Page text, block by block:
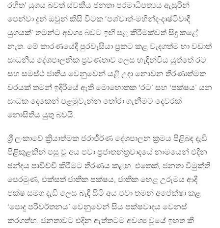
රහිත’ යුගය බවත් ස්වකීය ජනතා පරමාධිපත්‍යය ඇසුරින්
පෙන්වා දුන් ඔවුන් කිසි විටක ‘පශ්චාත්-මහින්ද-දෘෂ්ටිවාදී
යුගයක්’ තමන්ට අවශ්‍ය බවට ඉඟි පළ කිරීමක්වත් සිදු කළේ
නැත. මේ කාරණයේදී පුරවැසියා ප්‍රකට කළ වැදගත්ම හා වඩාත්
සාධනීය දේශපාලනික ප්‍රවණතාව ලෙස හැඳින්විය යුත්තේ රට
සහ සමස්ථ ජාතිය වෙනුවෙන් යළි උදා නොවන තීරණාත්මක
වරයක් තමන් ඉදිරියේ ඇති මොහොතක ‘රට’ සහ ‘පක්ෂය’ යන
සාධක දෙකෙන් පළමුවැන්න තෝරා ගැනීමට දෙවරක්
නොසිතිය යුතු බවයි.
ශ්‍රී ලංකාවේ ක්‍රියාත්මක ජරාජීර්ණ දේශපාලන ක්‍රමය පිළිබඳ දැඩි
පිළිකුළකින් පසු වූ අය පවා ප්‍රජාතන්ත්‍රවාදයේ නාමයෙන් එදින
ඡන්දය පාවිච්චි කිරීමට තීරණය කළහ. එතෙක්, ජනතා විමුක්ති
පෙරමුණ, එක්සත් ජාතික පක්ෂය, ජාතික හෙළ උරුමය ආදී
පක්ෂ සමග දැඩි ලෙස බැඳී සිටි අය පවා තමන් අපේක්ෂා කළ
‘පොදු පරිවර්තනය’ වෙනුවෙන් සිය පක්ෂවාදය වෙනස්
කරගත්හ. ජනතාවට එදින ඇත්තටම අවශ්‍ය වූයේ ඉහත කී